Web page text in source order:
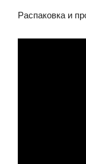
Распаковка и